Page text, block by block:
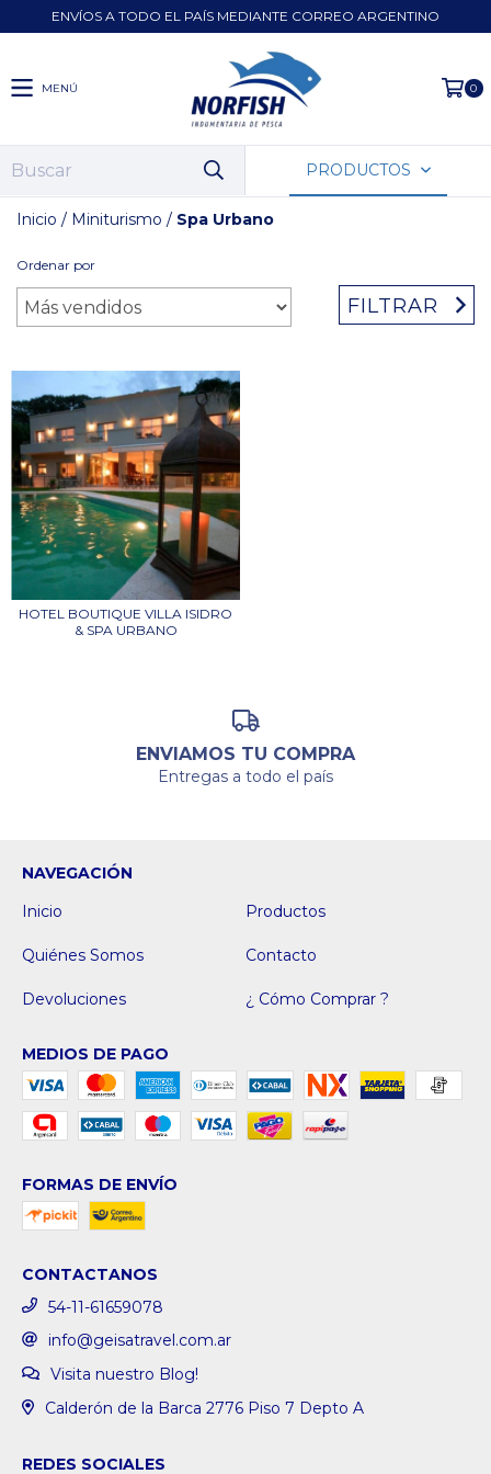
ENVÍOS A TODO EL PAÍS MEDIANTE CORREO ARGENTINO
MENÚ 0
PRODUCTOS
Inicio / Miniturismo / Spa Urbano
Ordenar por
FILTRAR
HOTEL BOUTIQUE VILLA ISIDRO
& SPA URBANO
ENVIAMOS TU COMPRA
Entregas a todo el país
NAVEGACIÓN
Inicio
Productos
Quiénes Somos Contacto
Devoluciones ¿ Cómo Comprar ?
MEDIOS DE PAGO
FORMAS DE ENVÍO
CONTACTANOS
54-11-61659078
info@geisatravel.com.ar
Visita nuestro Blog!
Calderón de la Barca 2776 Piso 7 Depto A
REDES SOCIALES